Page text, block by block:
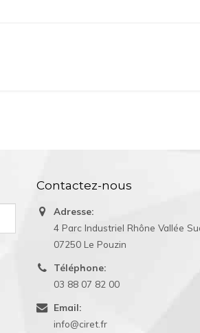
Contactez-nous
Adresse:
4 Parc Industriel Rhône Vallée
07250 Le Pouzin
Téléphone:
03 88 07 82 00
Email:
info@ciret.fr